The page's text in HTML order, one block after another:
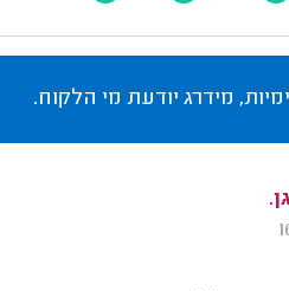
מידרג יודעת מי הלקוח.